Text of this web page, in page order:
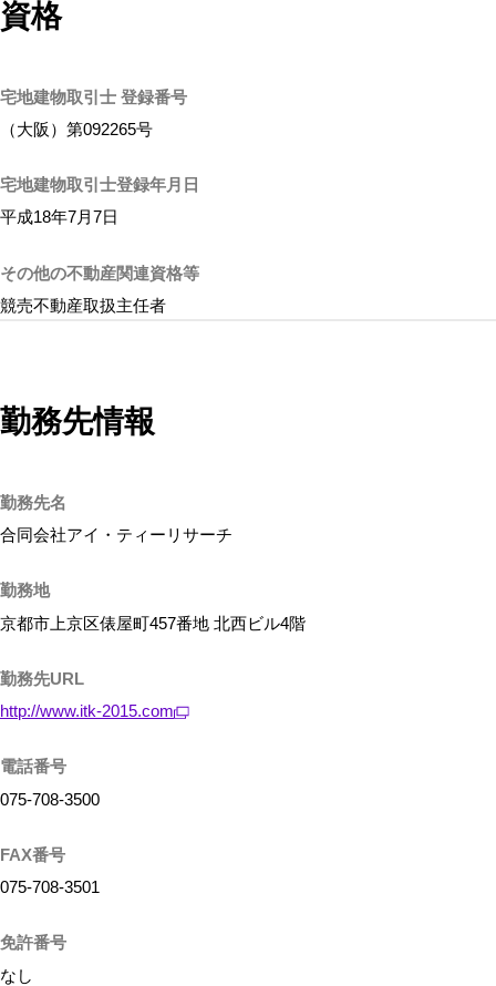
資格
宅地建物取引士 登録番号
（大阪）第092265号
宅地建物取引士登録年月日
平成18年7月7日
その他の不動産関連資格等
競売不動産取扱主任者
勤務先情報
勤務先名
合同会社アイ・ティーリサーチ
勤務地
京都市上京区俵屋町457番地 北西ビル4階
勤務先URL
http://www.itk-2015.com
電話番号
075-708-3500
FAX番号
075-708-3501
免許番号
なし